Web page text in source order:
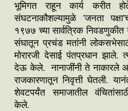
भूमिगत राहून कार्य करीत
संघटनाकौशल्यामुळे 'जनता
१९७७ च्या सार्वत्रिक निवडणुकीत
संघातून प्रचंड मतांनी
मोरारजी देसाई पंतप्रधान झाले.
देऊ केले. नानाजींनी ते नाकारले
राजकारणातून निवृत्ती घेतली.
शेवटपर्यंत समाजातील
केले.